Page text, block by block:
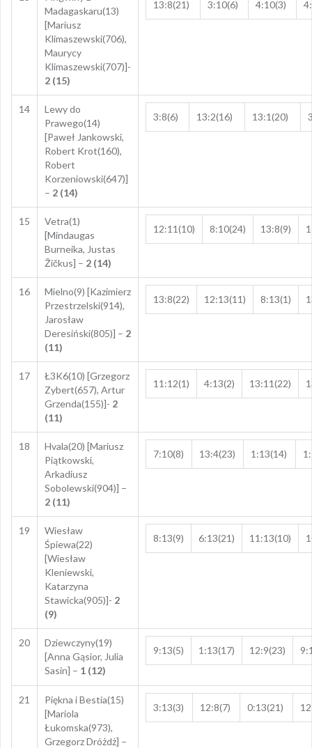
Madagaskaru(13)
[Mariusz
Klimaszewski(706),
Maurycy
Klimaszewski(707)]-
2 (15)
13:8(21) 3:10(6) 4:10(3)
14
Lewy do
Prawego(14)
[Paweł Jankowski,
Robert Krot(160),
Robert
Korzeniowski(647)]
– 2 (14)
3:8(6) 13:2(16) 13:1(20)
15
Vetra(1)
[Mindaugas
Burneika, Justas
Žičkus] – 2 (14)
12:11(10) 8:10(24) 13:8(9)
16
Mielno(9) [Kazimierz
Przestrzelski(914),
Jarosław
Deresiński(805)] – 2
(11)
13:8(22) 12:13(11) 8:13(1)
17
Ł3K6(10) [Grzegorz
Zybert(657), Artur
Grzenda(155)]- 2
(11)
11:12(1) 4:13(2) 13:11(22)
18
Hvala(20) [Mariusz
Piątkowski,
Arkadiusz
Sobolewski(904)] –
2 (11)
7:10(8) 13:4(23) 1:13(14)
19
Wiesław
Śpiewa(22)
[Wiesław
Kleniewski,
Katarzyna
Stawicka(905)]- 2
(9)
8:13(9) 6:13(21) 11:13(10)
20
Dziewczyny(19)
[Anna Gąsior, Julia
Sasin] – 1 (12)
9:13(5) 1:13(17) 12:9(23)
21
Piękna i Bestia(15)
[Mariola
Łukomska(973),
Grzegorz Dróżdż] –
3:13(3) 12:8(7) 0:13(21)